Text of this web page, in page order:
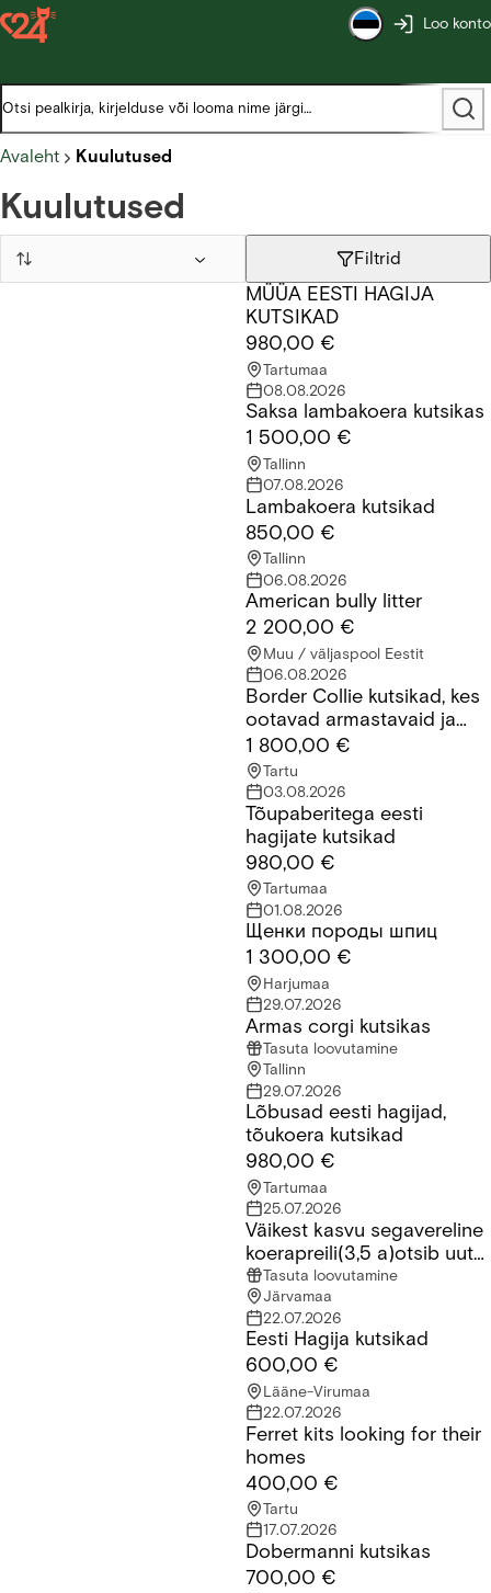
Loo konto
Avaleht Kuulutused
Kuulutused
Filtrid
MÜÜA EESTI HAGIJA KUTSIKADMÜÜA EESTI HAGIJA
KUTSIKAD
980,00 €
Tartumaa
08.08.2026
Saksa lambakoera kutsikas
1 500,00 €
Tallinn
07.08.2026
Lambakoera kutsikad
850,00 €
Tallinn
06.08.2026
American bully litter
2 200,00 €
Muu / väljaspool Eestit
06.08.2026
Border Collie kutsikad, kes ootavad armastavaid ja
Border Collie kutsikad, kes
ootavad armastavaid ja
vastutustundlikke peresid.
1 800,00 €
Tartu
03.08.2026
Tõupaberitega eesti hagijate kutsikadTõupaberitega eesti
hagijate kutsikad
980,00 €
Tartumaa
01.08.2026
Щенки породы шпиц
1 300,00 €
Harjumaa
29.07.2026
Armas corgi kutsikas
Tasuta loovutamine
Tallinn
29.07.2026
Lõbusad eesti hagijad, tõukoera kutsikadLõbusad eesti hagijad,
tõukoera kutsikad
980,00 €
Tartumaa
25.07.2026
Väikest kasvu segavereline koerapreili(3,5 a)otsib uut kodu
Väikest kasvu segavereline
koerapreili(3,5 a)otsib uut
kodu
Tasuta loovutamine
Järvamaa
22.07.2026
Eesti Hagija kutsikad
600,00 €
Lääne-Virumaa
22.07.2026
Ferret kits looking for their homesFerret kits looking for their
homes
400,00 €
Tartu
17.07.2026
Dobermanni kutsikas
700,00 €